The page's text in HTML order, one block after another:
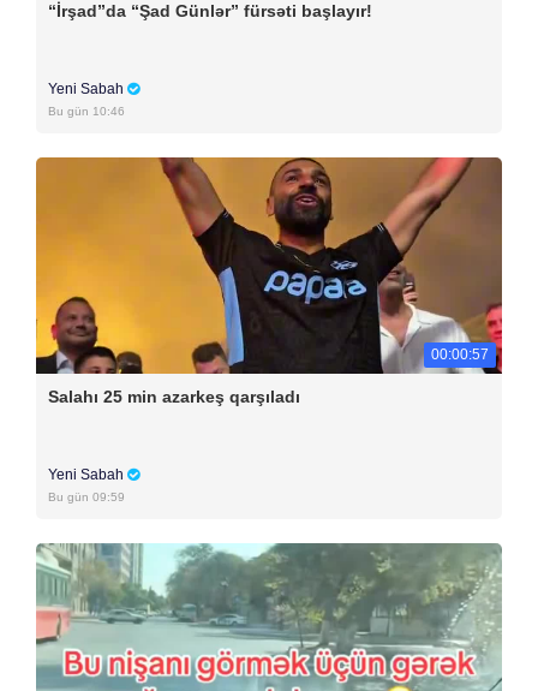
“İrşad”da “Şad Günlər” fürsəti başlayır!
Yeni Sabah
Bu gün 10:46
00:00:57
Salahı 25 min azarkeş qarşıladı
Yeni Sabah
Bu gün 09:59